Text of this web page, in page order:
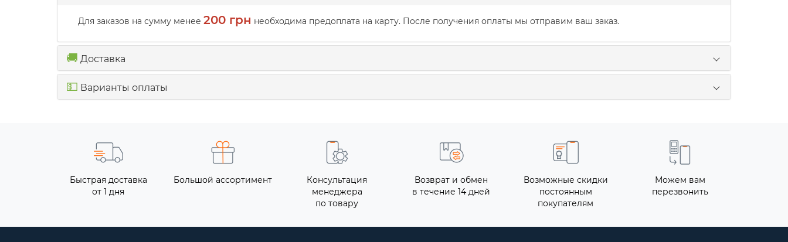
Для заказов на сумму менее 200 грн необходима предоплата на карту. После получения оплаты мы отправим ваш заказ.
🚚 Доставка
💵 Варианты оплаты
Быстрая доставка
от 1 дня
Большой ассортимент
Консультация
менеджера
по товару
Возврат и обмен
в течение 14 дней
Возможные скидки
постоянным
покупателям
Можем вам
перезвонить